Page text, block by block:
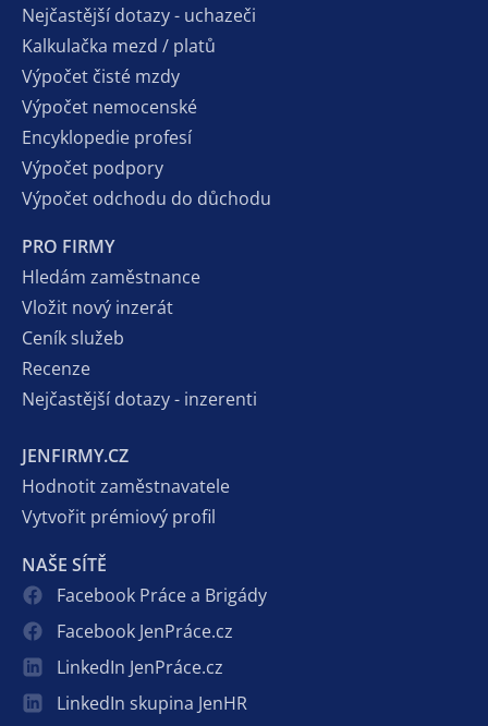
Nejčastější dotazy - uchazeči
Kalkulačka mezd / platů
Výpočet čisté mzdy
Výpočet nemocenské
Encyklopedie profesí
Výpočet podpory
Výpočet odchodu do důchodu
PRO FIRMY
Hledám zaměstnance
Vložit nový inzerát
Ceník služeb
Recenze
Nejčastější dotazy - inzerenti
JENFIRMY.CZ
Hodnotit zaměstnavatele
Vytvořit prémiový profil
NAŠE SÍTĚ
Facebook Práce a Brigády
Facebook JenPráce.cz
LinkedIn JenPráce.cz
LinkedIn skupina JenHR